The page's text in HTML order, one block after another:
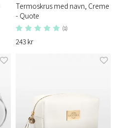
Termoskrus med navn, Creme
- Quote
(1)
243 kr